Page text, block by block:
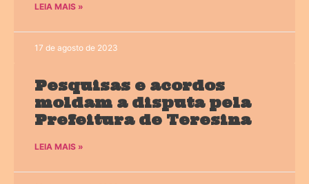
LEIA MAIS »
17 de agosto de 2023
Pesquisas e acordos
moldam a disputa pela
Prefeitura de Teresina
LEIA MAIS »